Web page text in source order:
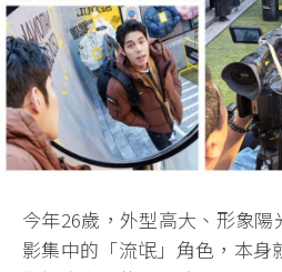
今年26歲，外型高大、形象
影集中的「流氓」角色，本身